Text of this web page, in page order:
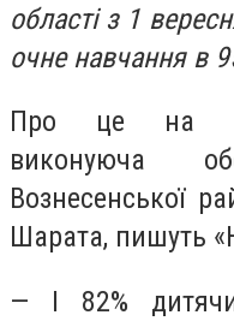
області з 1
очне навчання в
Про це на
виконуюча
Вознесенської
Шарата, пишуть
— І 82%